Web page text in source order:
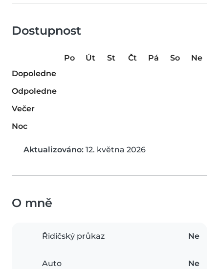
Dostupnost
Po Út St Čt Pá So
Ne
Dopoledne
Odpoledne
Večer
Noc
Aktualizováno: 12. května 2026
O mně
Řidičský průkaz Ne
Auto Ne